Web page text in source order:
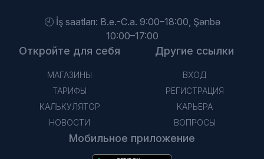
🕘 İş saatları: B.e.-C.a. 9:00–18:00, Şənbə
10:00–17:00
Откройте для себя
МАГАЗИНЫ
ТАРИФЫ
КАЛЬКУЛЯТОР
НОВОСТИ
Другие ссылки
ВХОД
РЕГИСТРАЦИЯ
КАРЬЕРА
ВОПРОСЫ
Мобильное приложение